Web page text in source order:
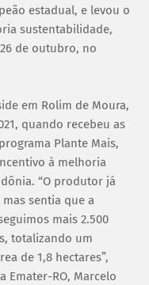
estadual, e levou o
sustentabilidade,
de outubro, no
em Rolim de Moura,
quando recebeu as
Plante Mais,
à melhoria
“O produtor já
sentia que a
mais 2.500
totalizando um
de 1,8 hectares”,
Emater-RO, Marcelo